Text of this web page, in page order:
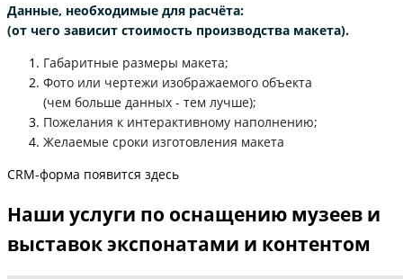
Данные, необходимые для расчёта:
(от чего зависит стоимость производства макета).
Габаритные размеры макета;
Фото или чертежи изображаемого объекта
(чем больше данных - тем лучше);
Пожелания к интерактивному наполнению;
Желаемые сроки изготовления макета
CRM-форма появится здесь
Наши услуги по оснащению музеев и
выставок экспонатами и контентом